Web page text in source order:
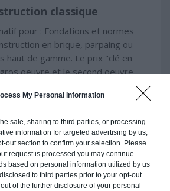
My Personal Information
sale, sharing to third parties, or processing
information for targeted advertising by us,
out section to confirm your selection. Please
request is processed you may continue
based on personal information utilized by us
to third parties prior to your opt-out.
of the further disclosure of your personal
classique
pour : Fondations et normes
en brique, parpaing ou
haut de gamme. Le prix "clé en
oeuvre et le second oeuvre
jardin et clôture.
À partir de
000€ TTC
Je la veux !